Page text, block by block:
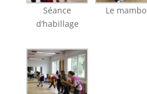
Séance
d’habillage
Le mambo